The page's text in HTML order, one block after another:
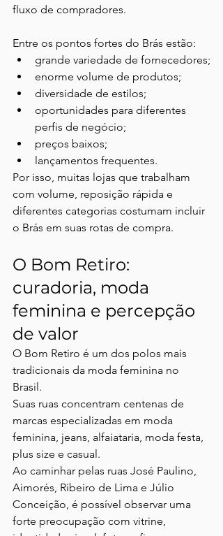
fluxo de compradores.
Entre os pontos fortes do Brás estão:
grande variedade de fornecedores;
enorme volume de produtos;
diversidade de estilos;
oportunidades para diferentes
perfis de negócio;
preços baixos;
lançamentos frequentes.
Por isso, muitas lojas que trabalham
com volume, reposição rápida e
diferentes categorias costumam incluir
o Brás em suas rotas de compra.
O Bom Retiro:
curadoria, moda
feminina e percepção
de valor
O Bom Retiro é um dos polos mais
tradicionais da moda feminina no
Brasil.
Suas ruas concentram centenas de
marcas especializadas em moda
feminina, jeans, alfaiataria, moda festa,
plus size e casual.
Ao caminhar pelas ruas José Paulino,
Aimorés, Ribeiro de Lima e Júlio
Conceição, é possível observar uma
forte preocupação com vitrine,